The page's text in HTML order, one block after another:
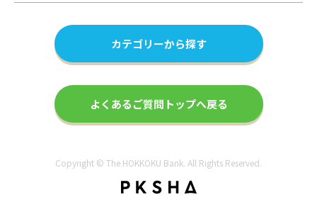
カテゴリーから探す
よくあるご質問トップへ戻る
Copyright © The HOKKOKU Bank. All Rights Reserved.